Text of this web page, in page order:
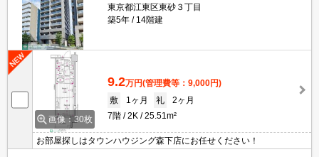
東京都江東区東砂３丁目
築5年
14階建
画像：30枚
9.2万円(管理費等：9,000円)
敷
1ヶ月 礼
2ヶ月
7階
2K 25.51m²
お部屋探しはタウンハウジング森下店にお任せください！